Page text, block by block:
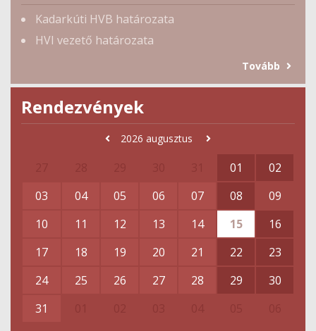
Kadarkúti HVB határozata
HVI vezető határozata
Tovább
Rendezvények
2026 augusztus
01
02
03
04 05 06 07 08
09
10
11 12 13 14 15
16
17
18 19 20 21 22
23
24
25 26 27 28 29
30
31